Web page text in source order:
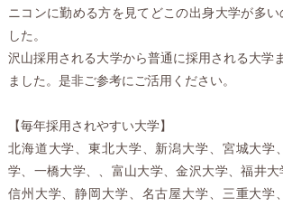
ニコンに勤める方を見てどこの出身大学が多い
した。
沢山採用される大学から普通に採用される大学
ました。是非ご参考にご活用ください。
【毎年採用されやすい大学】
北海道大学、東北大学、新潟大学、宮城大学
学、一橋大学、、富山大学、金沢大学、福井大
信州大学、静岡大学、名古屋大学、三重大学